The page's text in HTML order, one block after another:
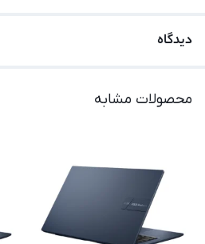
دیدگاه
محصولات مشابه